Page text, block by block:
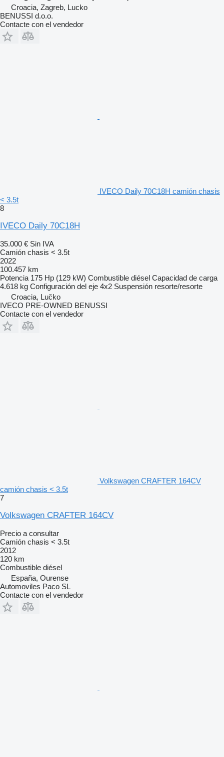
Croacia, Zagreb, Lucko
BENUSSI d.o.o.
Contacte con el vendedor
IVECO Daily 70C18H camión chasis
< 3.5t
8
IVECO Daily 70C18H
35.000 € Sin IVA
Camión chasis < 3.5t
2022
100.457 km
Potencia 175 Hp (129 kW) Combustible diésel Capacidad de carga
4.618 kg Configuración del eje 4x2 Suspensión resorte/resorte
Croacia, Lučko
IVECO PRE-OWNED BENUSSI
Contacte con el vendedor
Volkswagen CRAFTER 164CV
camión chasis < 3.5t
7
Volkswagen CRAFTER 164CV
Precio a consultar
Camión chasis < 3.5t
2012
120 km
Combustible diésel
España, Ourense
Automoviles Paco SL
Contacte con el vendedor